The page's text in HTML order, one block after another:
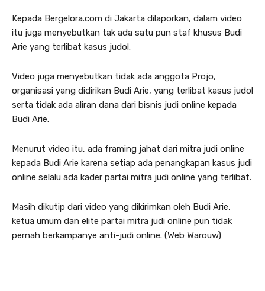
Kepada Bergelora.com di Jakarta dilaporkan, dalam video
itu juga menyebutkan tak ada satu pun staf khusus Budi
Arie yang terlibat kasus judol.
Video juga menyebutkan tidak ada anggota Projo,
organisasi yang didirikan Budi Arie, yang terlibat kasus judol
serta tidak ada aliran dana dari bisnis judi online kepada
Budi Arie.
Menurut video itu, ada framing jahat dari mitra judi online
kepada Budi Arie karena setiap ada penangkapan kasus judi
online selalu ada kader partai mitra judi online yang terlibat.
Masih dikutip dari video yang dikirimkan oleh Budi Arie,
ketua umum dan elite partai mitra judi online pun tidak
pernah berkampanye anti-judi online. (Web Warouw)